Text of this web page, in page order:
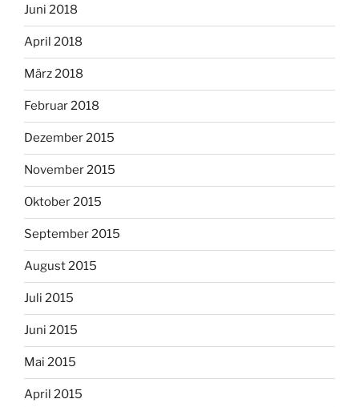
Juni 2018
April 2018
März 2018
Februar 2018
Dezember 2015
November 2015
Oktober 2015
September 2015
August 2015
Juli 2015
Juni 2015
Mai 2015
April 2015